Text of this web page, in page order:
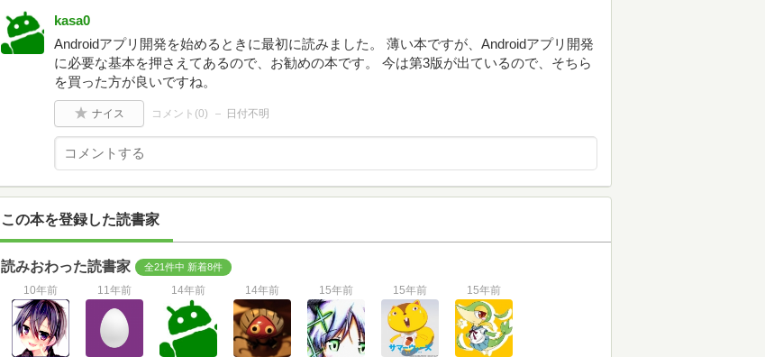
kasa0
Androidアプリ開発を始めるときに最初に読みました。 薄い本ですが、Androidアプリ開発
に必要な基本を押さえてあるので、お勧めの本です。 今は第3版が出ているので、そちら
を買った方が良いですね。
ナイス コメント(0) 日付不明
この本を登録した読書家
読みおわった読書家 全21件中 新着8件
10年前 11年前 14年前 14年前 15年前 15年前 15年前